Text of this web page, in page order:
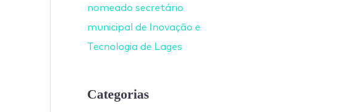
nomeado secretário
municipal de Inovação e
Tecnologia de Lages
Categorias